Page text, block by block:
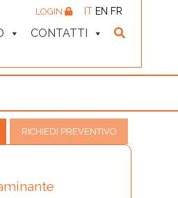
CONTATTI
LOGIN IT EN FR
RICHIEDI PREVENTIVO